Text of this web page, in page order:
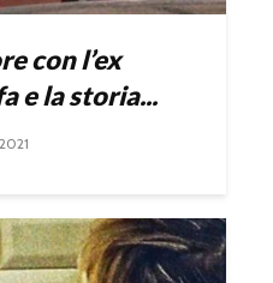
con l’ex
e la storia...